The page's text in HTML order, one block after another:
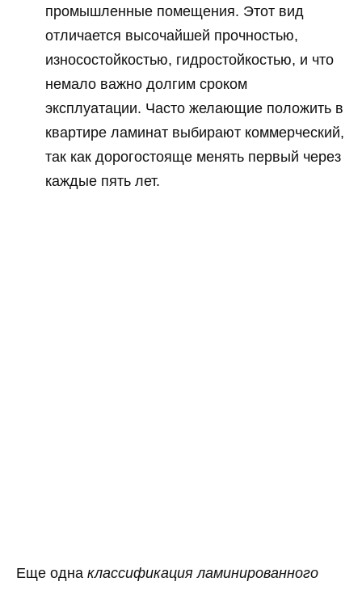
промышленные помещения. Этот вид
отличается высочайшей прочностью,
износостойкостью, гидростойкостью, и что
немало важно долгим сроком
эксплуатации. Часто желающие положить в
квартире ламинат выбирают коммерческий,
так как дорогостояще менять первый через
каждые пять лет.
Еще одна классификация ламинированного